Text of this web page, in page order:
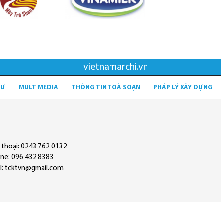
vietnamarchi.vn
MULTIMEDIA THÔNG TIN TOÀ SOẠN PHÁP LÝ XÂY DỰNG
0243 762 0132
096 432 8383
tcktvn@gmail.com